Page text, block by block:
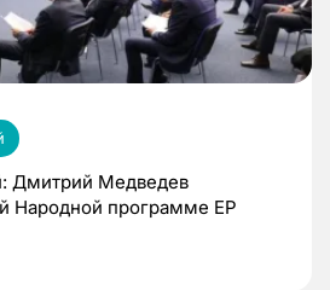
Дмитрий Медведев
Народной программе ЕР